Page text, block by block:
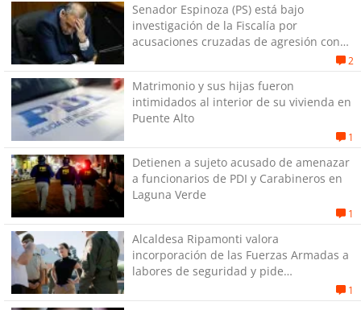
Senador Espinoza (PS) está bajo
investigación de la Fiscalía por
acusaciones cruzadas de agresión con
2
Matrimonio y sus hijas fueron
intimidados al interior de su vivienda en
Puente Alto
1
Detienen a sujeto acusado de amenazar
a funcionarios de PDI y Carabineros en
Laguna Verde
1
Alcaldesa Ripamonti valora
incorporación de las Fuerzas Armadas a
labores de seguridad y pide
1